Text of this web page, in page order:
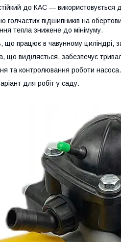
до КАС — використовується
голчастих підшипників на
тепла знижене до мінімуму.
що працює в чавунному циліндрі,
що виділяється, забезпечує
та контролювання роботи насоса.
для робіт у саду.